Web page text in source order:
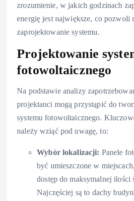
zrozumienie, w jakich godzinach
energię jest największe, co pozwoli
zaprojektowanie systemu.
Projektowanie
fotowoltaicznego
Na podstawie analizy
projektanci mogą przystąpić do
systemu fotowoltaicznego.
należy wziąć pod uwagę, to:
Wybór lokalizacji: Panele
być umieszczone w
dostęp do maksymalnej ilości
Najczęściej są to dachy